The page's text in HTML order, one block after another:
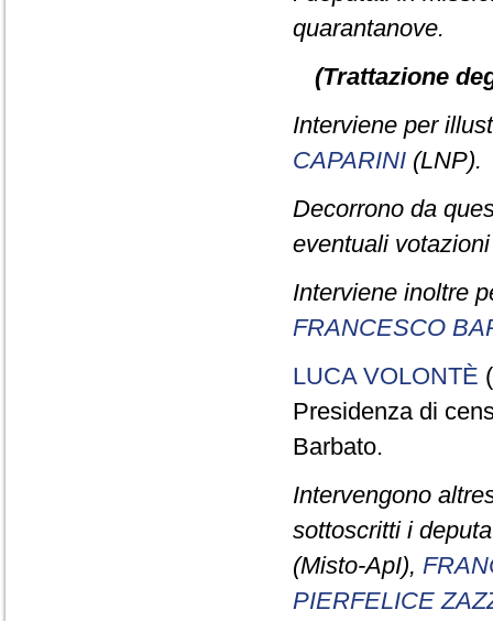
quarantanove.
(Trattazione
Interviene per
CAPARINI (LNP).
Decorrono da
eventuali
Interviene inoltre
FRANCESCO
LUCA VOLONTÈ
Presidenza di
Barbato.
Intervengono
sottoscritti i
(Misto-ApI),
PIERFELICE